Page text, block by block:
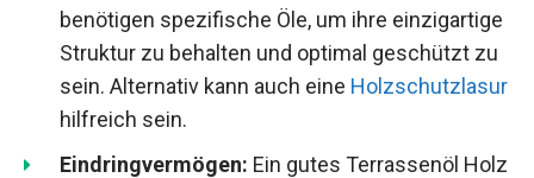
benötigen spezifische Öle, um ihre einzigartige
Struktur zu behalten und optimal geschützt zu
sein. Alternativ kann auch eine Holzschutzlasur
hilfreich sein.
Eindringvermögen: Ein gutes Terrassenöl Holz